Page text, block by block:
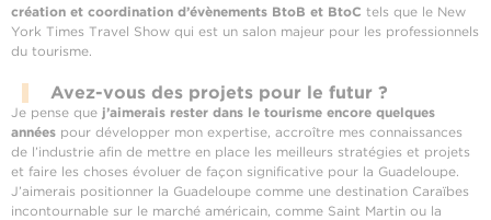
création et coordination d’évènements BtoB et BtoC tels que le New
York Times Travel Show qui est un salon majeur pour les professionnels
du tourisme.
Avez-vous des projets pour le futur ?
Je pense que j’aimerais rester dans le tourisme encore quelques
années pour développer mon expertise, accroître mes connaissances
de l’industrie afin de mettre en place les meilleurs stratégies et projets
et faire les choses évoluer de façon significative pour la Guadeloupe.
J’aimerais positionner la Guadeloupe comme une destination Caraïbes
incontournable sur le marché américain, comme Saint Martin ou la